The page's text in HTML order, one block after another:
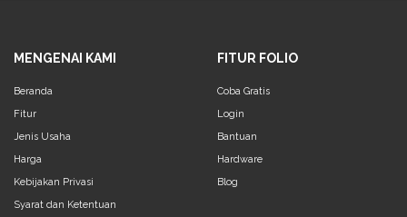
MENGENAI KAMI
Beranda
Fitur
Jenis Usaha
Harga
Kebijakan Privasi
Syarat dan Ketentuan
FITUR FOLIO
Coba Gratis
Login
Bantuan
Hardware
Blog